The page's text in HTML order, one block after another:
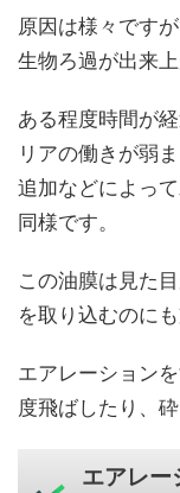
原因は様々です
生物ろ過が出来
ある程度時間が
リアの働きが弱
追加などによっ
同様です。
この油膜は見た
を取り込むのに
エアレーション
度飛ばしたり、
エアレー